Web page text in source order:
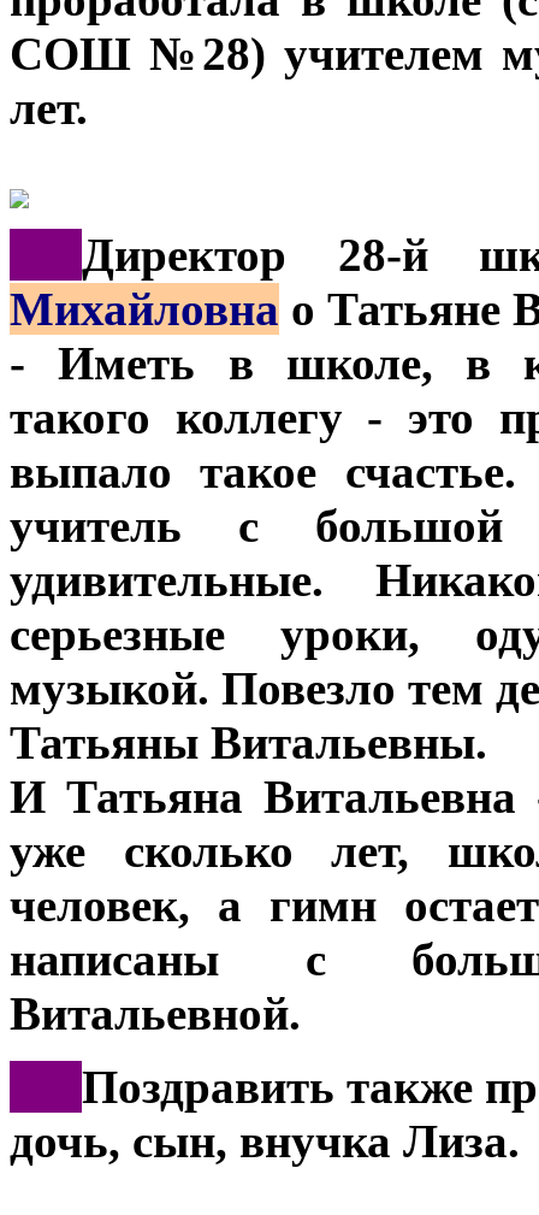
СОШ №28) учителем
лет.
Директор 28-й
Михайловна о Татьяне
- Иметь в школе, в
такого коллегу - это
выпало такое
учитель с
удивительные.
серьезные уроки,
музыкой. Повезло тем
Татьяны Витальевны.
И Татьяна
уже сколько лет,
человек, а гимн
написаны с
Витальевной.
Поздравить также
дочь, сын, внучка Лиза.